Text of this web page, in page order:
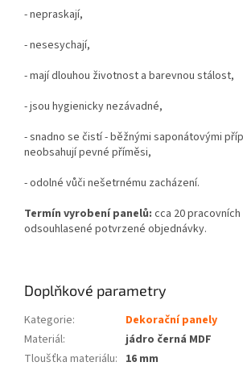
- nepraskají,
- nesesychají,
- mají dlouhou životnost a barevnou stálost,
- jsou hygienicky nezávadné,
- snadno se čistí -běžnými saponátovými
neobsahují pevné příměsi,
- odolné vůči nešetrnému zacházení.
Termín vyrobení panelů: cca 20
odsouhlasené potvrzené objednávky.
Doplňkové parametry
Kategorie:
Dekorační panely
Materiál:
jádro černá MDF
Tloušťka materiálu: 16 mm